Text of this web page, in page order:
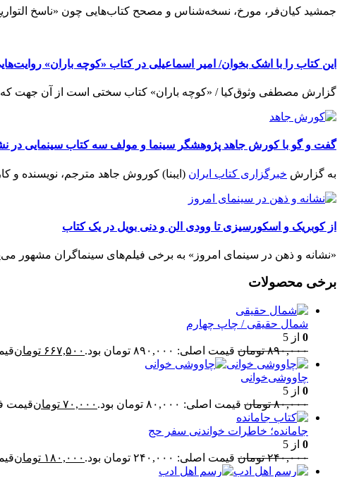
جمشید کیان‌فر، مورخ، نسخه‌شناس و مصحح کتاب‌هایی چون «ناسخ
این کتاب را با اشک بخوان/ امیر اسماعیلی در کتاب «کوچه باران»
گزارش مصطفی وثوق‌کیا / «کوچه باران» کتاب سختی است از آن جهت که
گفت و گو با کورش جاهد پژوهشگر سینما و مولف سه کتاب سینمایی در
به گزارش خبرگزاری کتاب ایران (ایبنا) کوروش جاهد مترجم، نویسنده و
از کوبریک و اسکورسیزی تا وودی الن و دنی بویل در یک کتاب
«نشانه و ذهن در سینمای امروز» به برخی فیلم‌های سینماگران مشهور
برخی محصولات
شمال حقیقی / چاپ چهارم
0 از 5
۸۹۰,۰۰۰ تومان قیمت اصلی: ۸۹۰,۰۰۰ تومان بود. ۶۶۷,۵۰۰ تومانقیمت
چاووشی‌خوانی
0 از 5
۸۰,۰۰۰ تومان قیمت اصلی: ۸۰,۰۰۰ تومان بود. ۷۰,۰۰۰ تومانقیمت فعلی:
جامانده؛ خاطرات خواندنی سفر حج
0 از 5
۲۴۰,۰۰۰ تومان قیمت اصلی: ۲۴۰,۰۰۰ تومان بود. ۱۸۰,۰۰۰ تومانقیمت